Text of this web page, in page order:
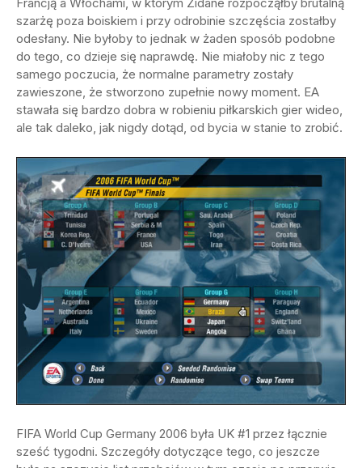
Francją a Włochami, w którym Zidane rozpocząłby brutalną
szarżę poza boiskiem i przy odrobinie szczęścia zostałby
odesłany. Nie byłoby to jednak w żaden sposób podobne
do tego, co dzieje się naprawdę. Nie miałoby nic z tego
samego poczucia, że normalne parametry zostały
zawieszone, że stworzono zupełnie nowy moment. EA
stawała się bardzo dobra w robieniu piłkarskich gier wideo,
ale tak daleko, jak nigdy dotąd, od bycia w stanie to zrobić.
FIFA World Cup Germany 2006 była UK #1 przez łącznie
sześć tygodni. Szczegóły dotyczące tego, co jeszcze